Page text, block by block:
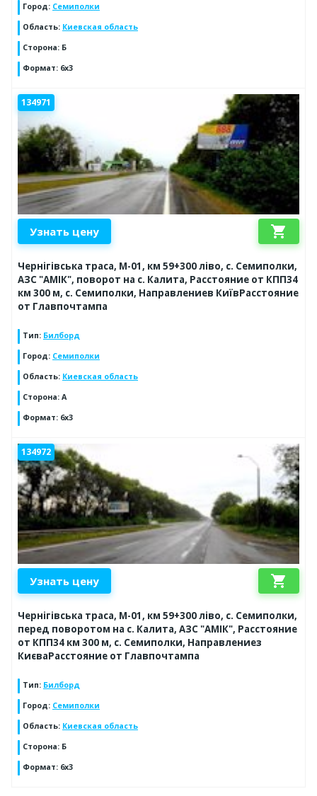
Город: Семиполки
Область: Киевская область
Сторона: Б
Формат: 6х3
134971
Узнать цену shopping_cart
Чернігівська траса, М-01, км 59+300 ліво, с. Семиполки,
АЗС "АМІК", поворот на с. Калита, Расстояние от КПП34
км 300 м, с. Семиполки, Направлениев КиївРасстояние
от Главпочтампа
Тип: Билборд
Город: Семиполки
Область: Киевская область
Сторона: А
Формат: 6х3
134972
Узнать цену shopping_cart
Чернігівська траса, М-01, км 59+300 ліво, с. Семиполки,
перед поворотом на с. Калита, АЗС "АМІК", Расстояние
от КПП34 км 300 м, с. Семиполки, Направлениез
КиєваРасстояние от Главпочтампа
Тип: Билборд
Город: Семиполки
Область: Киевская область
Сторона: Б
Формат: 6х3